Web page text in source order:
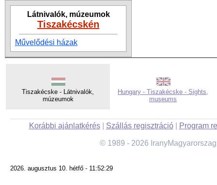
Látnivalók, múzeumok
Tiszakécskén
Művelődési házak
Tiszakécske - Látnivalók,
múzeumok
Hungary - Tiszakécske - Sights,
museums
Korábbi ajánlatkérés| Szállás regisztráció| Program
© 1989 - 2026
2026. augusztus 10. hétfő - 11:52:29